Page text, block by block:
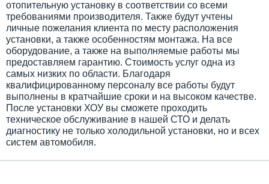
отопительную установку в соответствии со всеми
требованиями производителя. Также будут учтены
личные пожелания клиента по месту расположения
установки, а также особенностям монтажа. На все
оборудование, а также на выполняемые работы мы
предоставляем гарантию. Стоимость услуг одна из
самых низких по области. Благодаря
квалифицированному персоналу все работы будут
выполнены в кратчайшие сроки и на высоком качестве.
После установки ХОУ вы сможете проходить
техническое обслуживание в нашей СТО и делать
диагностику не только холодильной установки, но и всех
систем автомобиля.